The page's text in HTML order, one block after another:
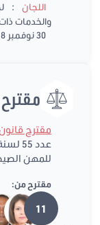
اللجان :
والخدمات
30 نوفمبر 2018
مقترح قانون عدد
للمهن
مقترح من:
11